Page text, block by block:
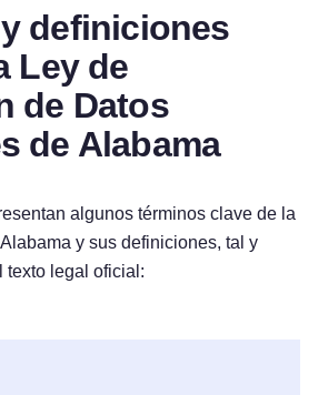
definiciones
Ley de
de Datos
de Alabama
algunos términos clave de la
y sus definiciones, tal y
texto legal oficial: